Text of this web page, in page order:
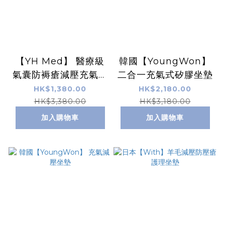
【YH Med】 醫療級
氣囊防褥瘡減壓充氣坐
墊
HK$1,380.00
HK$3,380.00
加入購物車
韓國【YoungWon】
二合一充氣式矽膠坐墊
HK$2,180.00
HK$3,180.00
加入購物車